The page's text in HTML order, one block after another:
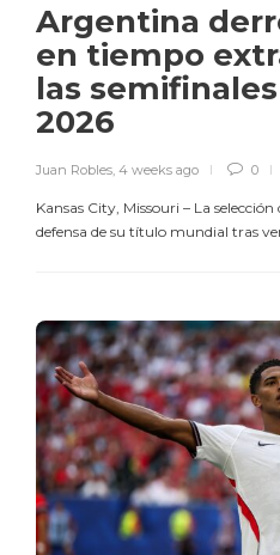
Argentina
en tiempo
las
2026
Juan Robles, 4 weeks ago 0
Kansas City, Missouri – La
defensa de su título mundial tras